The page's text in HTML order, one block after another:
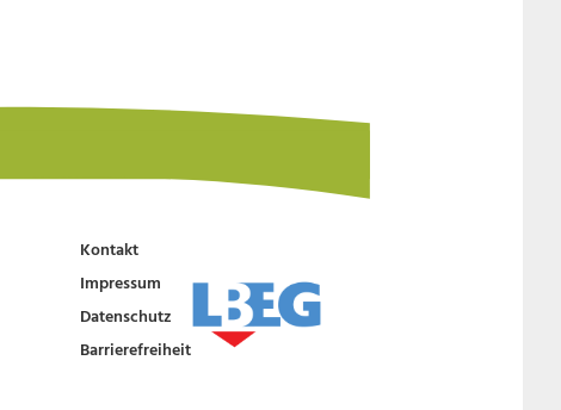
Kontakt
Impressum
Datenschutz
Barrierefreiheit